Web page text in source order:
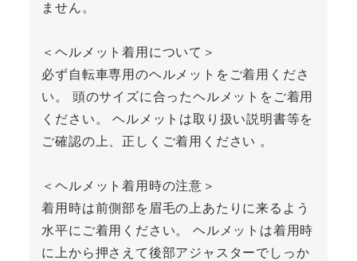
ません。
＜ヘルメット着用について＞
必ず自転車専用のヘルメットをご着用くださ
い。 頭のサイズに合ったヘルメットをご着用
ください。 ヘルメットは取り扱い説明書等を
ご確認の上、正しくご着用ください 。
＜ヘルメット着用時の注意＞
着用時は前側部を眉毛の上あたりに来るよう
水平にご着用ください。 ヘルメットは着用時
に上から押さえて後部アジャスターでしっか